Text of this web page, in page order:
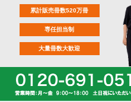
累計販売冊数520万冊
専任担当制
大量冊数大歓迎